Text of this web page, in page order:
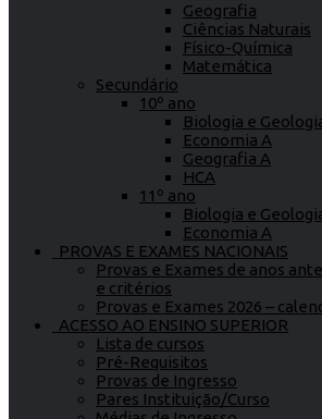
Geografia
Ciências Naturais
Físico-Química
Matemática
Secundário
10º ano
Biologia e
Economia A
Geografia A
HCA
11º ano
Biologia e
Economia A
PROVAS E EXAMES NACIONAIS
Provas e Exames de anos
e critérios
Provas e Exames 2026 –
ACESSO AO ENSINO SUPERIOR
Lista de cursos
Pré-Requisitos
Provas de Ingresso
Pares Instituição/Curso